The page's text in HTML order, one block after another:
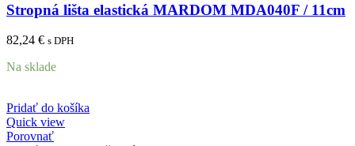
Stropná lišta elastická MARDOM MDA040F / 11cm
82,24 € s DPH
Na sklade
Pridať do košíka
Quick view
Porovnať